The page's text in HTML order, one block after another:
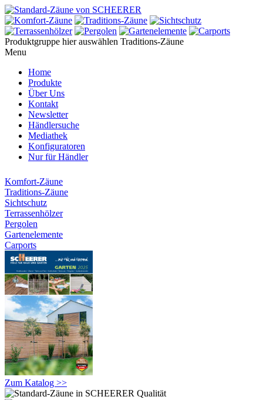
Produktgruppe hier auswählen Traditions-Zäune
Menu
Home
Produkte
Über Uns
Kontakt
Newsletter
Händlersuche
Mediathek
Konfiguratoren
Nur für Händler
Komfort-Zäune
Traditions-Zäune
Sichtschutz
Terrassenhölzer
Pergolen
Gartenelemente
Carports
Zum Katalog >>